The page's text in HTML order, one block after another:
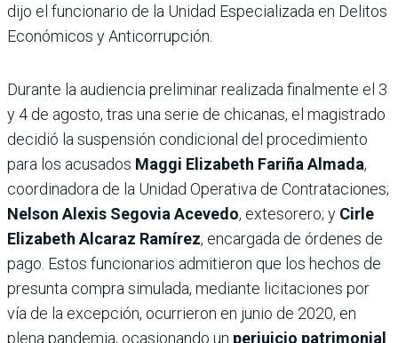
dijo el funcionario de la Unidad Especializada en Delitos
Económicos y Anticorrupción.
Durante la audiencia preliminar realizada finalmente el 3
y 4 de agosto, tras una serie de chicanas, el magistrado
decidió la suspensión condicional del procedimiento
para los acusados Maggi Elizabeth Fariña Almada,
coordinadora de la Unidad Operativa de Contrataciones;
Nelson Alexis Segovia Acevedo, extesorero; y Cirle
Elizabeth Alcaraz Ramírez, encargada de órdenes de
pago. Estos funcionarios admitieron que los hechos de
presunta compra simulada, mediante licitaciones por
vía de la excepción, ocurrieron en junio de 2020, en
plena pandemia, ocasionando un perjuicio patrimonial